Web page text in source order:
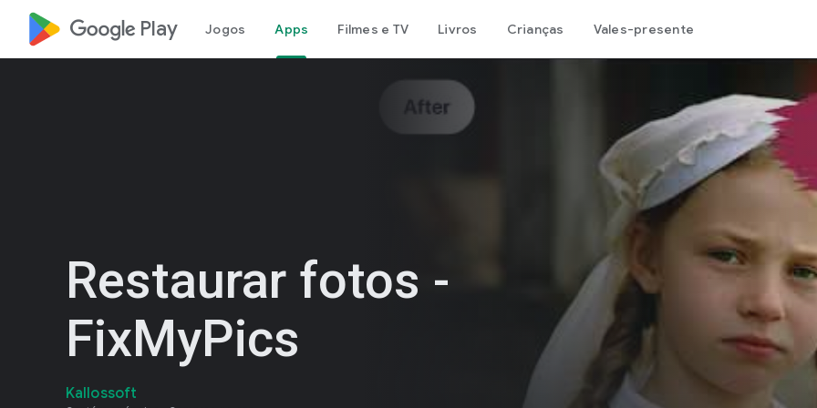
google_logo Play Jogos Apps Filmes e TV Livros Crianças Vales-presente
Restaurar fotos -
FixMyPics
Kallossoft